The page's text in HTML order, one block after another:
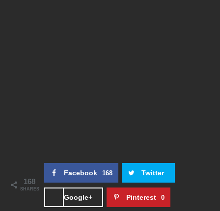
168
SHARES
Facebook 168 Twitter
Google+ Pinterest 0